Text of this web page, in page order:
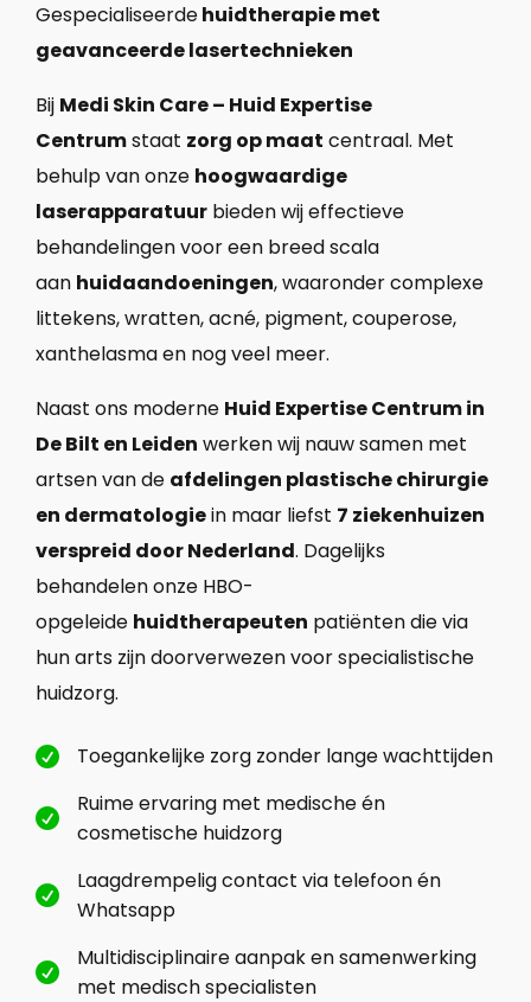
Gespecialiseerdehuidtherapie met
geavanceerde lasertechnieken
Bij Medi Skin Care – Huid Expertise
Centrumstaat zorg op maat centraal. Met
behulp van onze hoogwaardige
laserapparatuur bieden wij effectieve
behandelingen voor een breed scala
aan huidaandoeningen, waaronder complexe
littekens, wratten, acné, pigment, couperose,
xanthelasma en nog veel meer.
Naast ons moderne Huid Expertise Centrum in
De Bilt en Leiden werken wij nauw samen met
artsen van de afdelingen plastische chirurgie
en dermatologiein maar liefst 7 ziekenhuizen
verspreid door Nederland. Dagelijks
behandelen onze HBO-
opgeleide huidtherapeuten patiënten die via
hun arts zijn doorverwezen voor specialistische
huidzorg.
 Toegankelijke zorg zonder lange wachttijden

Ruime ervaring met medische én
cosmetische huidzorg

Laagdrempelig contact via telefoon én
Whatsapp

Multidisciplinaire aanpak en samenwerking
met medisch specialisten